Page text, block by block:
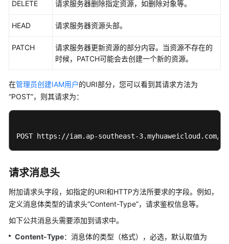
记
问
题
帮
助
更
文
档
通
DELETE 请求服务器删除指定资源，如删除对象等。
HEAD 请求服务器资源头部。
PATCH
请求服务器更新资源的部分内容。当资源不存在的
时候，PATCH可能会去创建一个新的资源。
在管理员创建IAM用户的URI部分，您可以看到其请求方法为
“POST”，则其请求为：
POST https://iam.ap-southeast-3.myhuaweicloud.com/
请求消息头
附加请求头字段，如指定的URI和HTTP方法所要求的字段。例如，
定义消息体类型的请求头“Content-Type”，请求鉴权信息等。
如下公共消息头需要添加到请求中。
Content-Type：消息体的类型（格式），必选，默认取值为